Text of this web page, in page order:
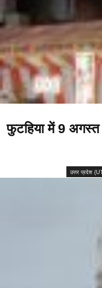
फुटहिया में 9
उत्तर प्रदेश